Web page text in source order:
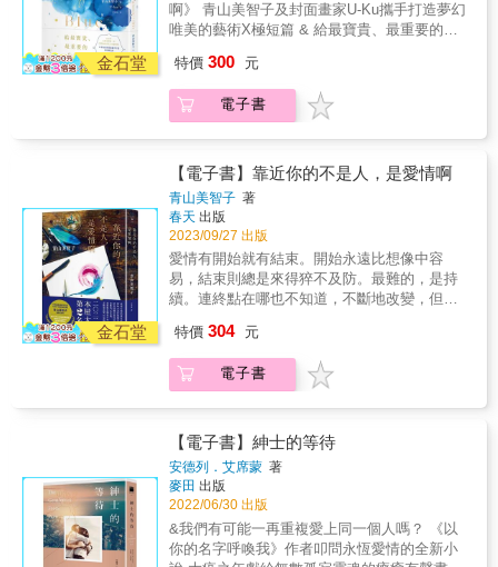
金石堂
啊》 青山美智子及封面畫家U-Ku攜手打造夢幻
唯美的藝術X極短篇 & 給最寶貴、最重要的你
& Present [pr&eacute;znt] 1. 現在、當前 2.
禮物 當你感到疲倦時，當你快樂時，當你想
要一個改變現狀的機會時&hellip;&hellip; 這
家青山美智子，以知名水彩畫家U-Ku的作品藝
術為靈感所創作的短篇特輯。 & 根據讀者和閱
讀時機的不同，閱讀本書也會有不同的風貌。
或許，你能發現只屬於你的小提示。非常適合
作為禮物送給對你而言特別的人。 &
特價 300 元
電子書
金石堂
【電子書】靠近你的不是人，是愛情啊
青山美智子 著
春天 出版
2023/09/27 出版
愛情有開始就有結束。開始永遠比想像中容
易，結束則總是來得猝不及防。最難的，是持
續。連終點在哪也不知道，不斷地改變，但也
《在樹下傳達神諭的貓》 青山美智子最新代表
作 繼2021年以《失物請洽圖書室》獲得本屋大
賞第2名，售出逾20國版權 2022年本屋大賞第2
水彩畫般亮麗的感人故事！ & 澳洲．墨爾本 &
「我喜歡瑞，想跟妳在一起。」 當第三次見面
回程，送我回宿舍的路上，他這麼說的時候，
我無法馬上做出回答。我不知道該如何接受，
如何回覆。 有開始就有結束。 & 我恐懼的始終
都不是結束，而是「擔心可能會結束」的那些
不安與忐忑的時間。不是心中萌生對對方的猜
特價 304 元
電子書
【電子書】紳士的等待
安德列．艾席蒙 著
麥田 出版
2022/06/30 出版
&我們有可能一再重複愛上同一個人嗎？ 《以
你的名字呼喚我》作者叩問永恆愛情的全新小